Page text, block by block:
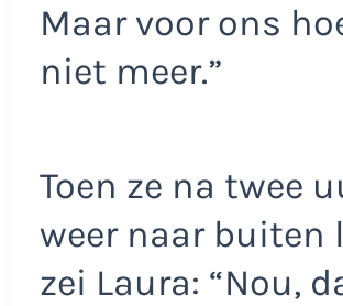
Maar voor ons
niet meer.”
Toen ze na twee
weer naar buiten
zei Laura: “Nou,